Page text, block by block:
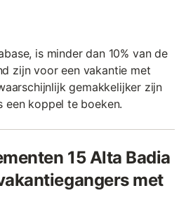
is minder dan 10% van de
zijn voor een vakantie met
gemakkelijker zijn
een koppel te boeken.
15 Alta Badia
met